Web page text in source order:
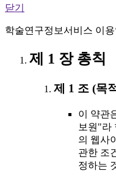
닫기
학술연구정보서비스 이
제 1 장 총칙
제 1 조 (목
이 약관
보원"라
의 웹사
관한 조
정하는